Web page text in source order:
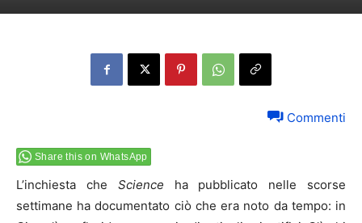
Commenti
Share this on WhatsApp
L’inchiesta che Science ha pubblicato nelle scorse
settimane ha documentato ciò che era noto da tempo: in